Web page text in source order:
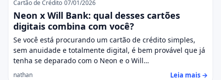
Cartão de Crédito 07/01/2026
Neon x Will Bank: qual desses cartões
digitais combina com você?
Se você está procurando um cartão de crédito simples,
sem anuidade e totalmente digital, é bem provável que já
tenha se deparado com o Neon e o Will…
nathan Leia mais →